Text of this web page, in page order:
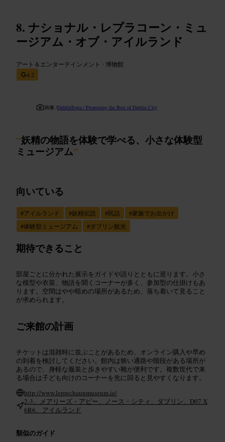
ナショナル・レプラコーン・ミュ
ージアム・オブ・アイルランド
アート＆エンターテインメント •博物館
4.2
画像 /DublinTown | Promoting the Best of Dublin City
“妖精の物語を体験で学べる、小さな体験型
ミュージアム”
向いている
#アイルランド #妖精伝説 #民話 #家族でお出かけ
#体験型ミュージアム #ダブリン観光
期待できること
部屋ごとに分かれた展示をガイドや語りとともに巡ります。小さ
な模型や衣装、物語を聞くコーナーが多く、参加型の仕掛けもあ
ります。空間はやや暗めの場所があるため、落ち着いて見ること
が求められます。
ご来館の計画
チケットは混雑時に並ぶことがあるため、オンライン購入や早め
の到着を検討してください。館内は狭い通路や階段がある場所が
あるので、身軽な服装と歩きやすい靴が便利です。複数世代で来
る場合は子ども向けのコーナーを先に回ると見やすくなります。
http://www.leprechaunmuseum.ie/
2-3、メアリーズ・アビー、ノース・シティ、ダブリン、D07 X
6R6、アイルランド
類似のガイド